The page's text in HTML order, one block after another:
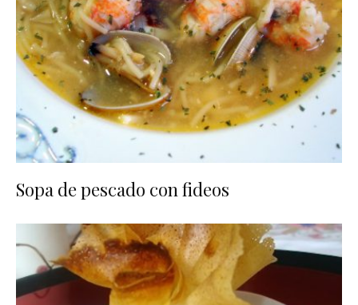
Sopa de pescado con fideos